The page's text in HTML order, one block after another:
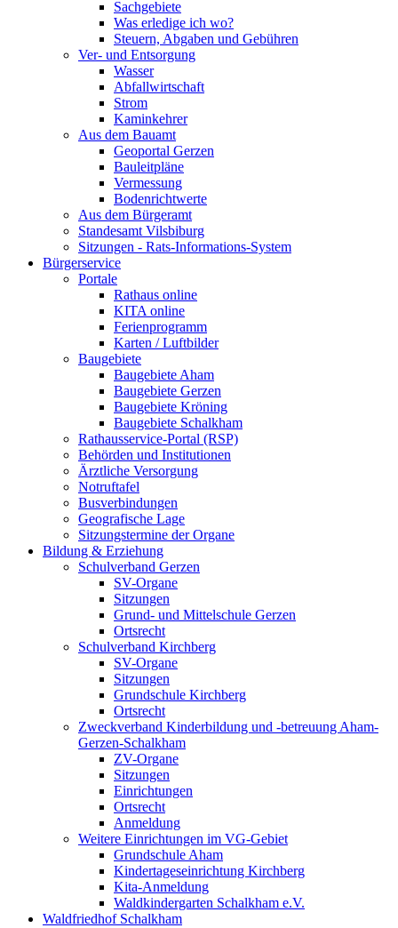
Sachgebiete
Was erledige ich wo?
Steuern, Abgaben und Gebühren
Ver- und Entsorgung
Wasser
Abfallwirtschaft
Strom
Kaminkehrer
Aus dem Bauamt
Geoportal Gerzen
Bauleitpläne
Vermessung
Bodenrichtwerte
Aus dem Bürgeramt
Standesamt Vilsbiburg
Sitzungen - Rats-Informations-System
Bürgerservice
Portale
Rathaus online
KITA online
Ferienprogramm
Karten / Luftbilder
Baugebiete
Baugebiete Aham
Baugebiete Gerzen
Baugebiete Kröning
Baugebiete Schalkham
Rathausservice-Portal (RSP)
Behörden und Institutionen
Ärztliche Versorgung
Notruftafel
Busverbindungen
Geografische Lage
Sitzungstermine der Organe
Bildung & Erziehung
Schulverband Gerzen
SV-Organe
Sitzungen
Grund- und Mittelschule Gerzen
Ortsrecht
Schulverband Kirchberg
SV-Organe
Sitzungen
Grundschule Kirchberg
Ortsrecht
Zweckverband Kinderbildung und -betreuung Aham-
Gerzen-Schalkham
ZV-Organe
Sitzungen
Einrichtungen
Ortsrecht
Anmeldung
Weitere Einrichtungen im VG-Gebiet
Grundschule Aham
Kindertageseinrichtung Kirchberg
Kita-Anmeldung
Waldkindergarten Schalkham e.V.
Waldfriedhof Schalkham